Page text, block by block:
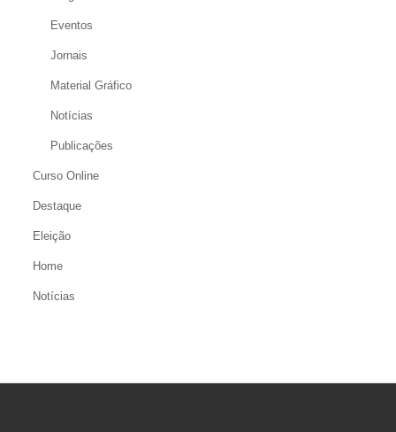
Eventos
Jornais
Material Gráfico
Notícias
Publicações
Curso Online
Destaque
Eleição
Home
Notícias